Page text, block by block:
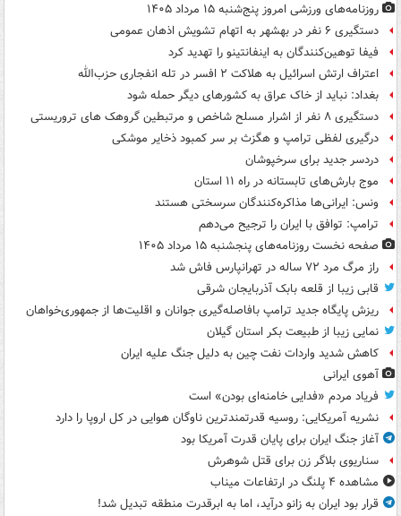
روزنامه‌های ورزشی امروز پنج‌شنبه ۱۵ مرداد ۱۴۰۵
دستگیری ۶ نفر در بهشهر به اتهام تشویش اذهان عمومی
فیفا توهین‌کنندگان به اینفانتینو را تهدید کرد
اعتراف ارتش اسرائیل به هلاکت ۲ افسر در تله انفجاری حزب‌الله
بغداد: نباید از خاک عراق به کشورهای دیگر حمله شود
دستگیری ۸ نفر از اشرار مسلح شاخص و مرتبطین گروهک های تروریستی
درگیری لفظی ترامپ و هگزث بر سر کمبود ذخایر موشکی
دردسر جدید برای سرخپوشان
موج بارش‌های تابستانه در راه ۱۱ استان
ونس: ایرانی‌ها مذاکره‌کنندگان سرسختی هستند
ترامپ: توافق با ایران را ترجیح می‌دهم
صفحه نخست روزنامه‌های پنجشنبه ۱۵ مرداد ۱۴۰۵
راز مرگ مرد ۷۲ ساله در تهرانپارس فاش شد
قابی زیبا از قلعه بابک آذربایجان شرقی
ریزش پایگاه جدید ترامپ بافاصله‌گیری جوانان و اقلیت‌ها از جمهوری‌خواهان
نمایی زیبا از طبیعت بکر استان گیلان
کاهش شدید واردات نفت چین به دلیل جنگ علیه ایران
آهوی ایرانی
فریاد مردم «فدایی خامنه‌ای بودن» است
نشریه آمریکایی: روسیه قدرتمندترین ناوگان هوایی در کل اروپا را دارد
آغاز جنگ ایران برای پایان قدرت آمریکا بود
سناریوی بلاگر زن برای قتل شوهرش
مشاهده ۴ پلنگ در ارتفاعات میناب
قرار بود ایران به زانو درآید، اما به ابرقدرت منطقه تبدیل شد!